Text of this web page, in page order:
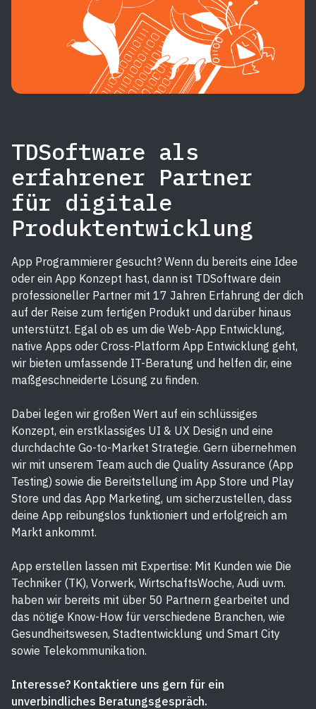
TDSoftware als
erfahrener Partner
für digitale
Produktentwicklung
App Programmierer gesucht? Wenn du bereits eine Idee
oder ein App Konzept hast, dann ist TDSoftware dein
professioneller Partner mit 17 Jahren Erfahrung der dich
auf der Reise zum fertigen Produkt und darüber hinaus
unterstützt. Egal ob es um die Web-App Entwicklung,
native Apps oder Cross-Platform App Entwicklung geht,
wir bieten umfassende IT-Beratung und helfen dir, eine
maßgeschneiderte Lösung zu finden.
Dabei legen wir großen Wert auf ein schlüssiges
Konzept, ein erstklassiges UI & UX Design und eine
durchdachte Go-to-Market Strategie. Gern übernehmen
wir mit unserem Team auch die Quality Assurance (App
Testing) sowie die Bereitstellung im App Store und Play
Store und das App Marketing, um sicherzustellen, dass
deine App reibungslos funktioniert und erfolgreich am
Markt ankommt.
App erstellen lassen mit Expertise: Mit Kunden wie Die
Techniker (TK), Vorwerk, WirtschaftsWoche, Audi uvm.
haben wir bereits mit über 50 Partnern gearbeitet und
das nötige Know-How für verschiedene Branchen, wie
Gesundheitswesen, Stadtentwicklung und Smart City
sowie Telekommunikation.
Interesse? Kontaktiere uns gern für ein
unverbindliches Beratungsgespräch.